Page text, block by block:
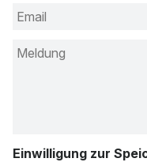
Einwilligung zur